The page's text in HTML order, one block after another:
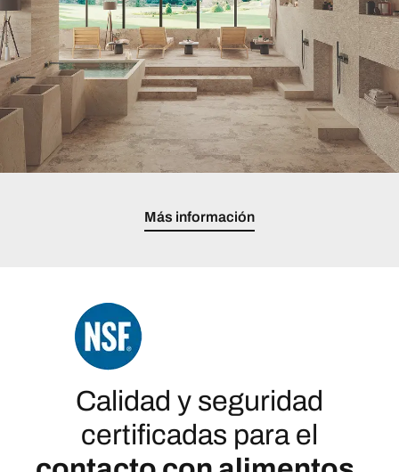
Más información
Calidad y seguridad
certificadas para el